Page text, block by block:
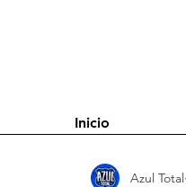
Inicio
Azul Total